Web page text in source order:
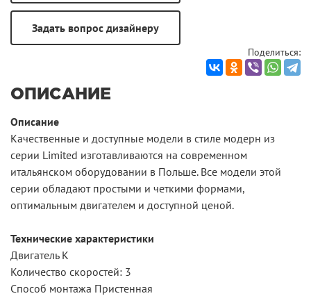
Поделиться:
ОПИСАНИЕ
Описание
Качественные и доступные модели в стиле модерн из
серии Limited изготавливаются на современном
итальянском оборудовании в Польше. Все модели этой
серии обладают простыми и четкими формами,
оптимальным двигателем и доступной ценой.
Технические характеристики
Двигатель К
Количество скоростей: 3
Способ монтажа Пристенная